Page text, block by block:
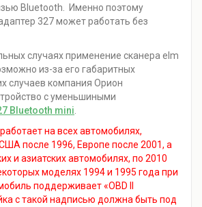
Bluetooth. Именно поэтому
327 может работать без
случаях применение сканера elm
из-за его габаритных
случаев компания Орион
с уменьшиными
Bluetooth mini.
работает на всех автомобилях,
после 1996, Европе после 2001, а
и азиатских автомобилях, по 2010
моделях 1994 и 1995 года при
поддерживает «OBD II
с такой надписью должна быть под